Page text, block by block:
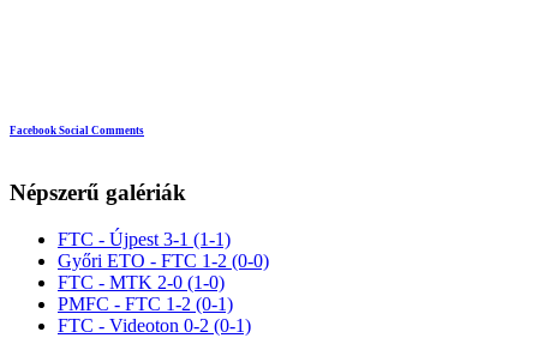
Facebook Social Comments
Népszerű galériák
FTC - Újpest 3-1 (1-1)
Győri ETO - FTC 1-2 (0-0)
FTC - MTK 2-0 (1-0)
PMFC - FTC 1-2 (0-1)
FTC - Videoton 0-2 (0-1)